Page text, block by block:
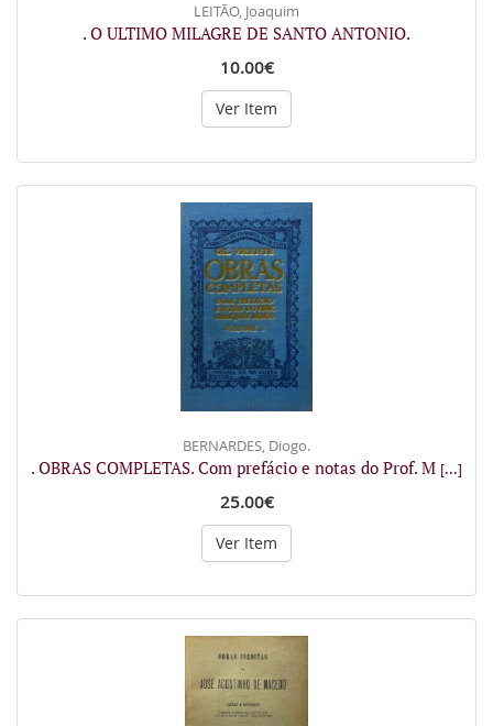
LEITÃO, Joaquim
. O ULTIMO MILAGRE DE SANTO ANTONIO.
10.00€
Ver Item
BERNARDES, Diogo.
. OBRAS COMPLETAS. Com prefácio e notas do Prof. M [...]
25.00€
Ver Item